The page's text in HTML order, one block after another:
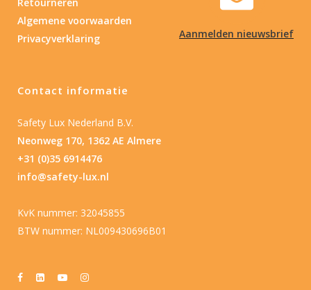
Aanmelden nieuwsbrief
Algemene voorwaarden
Privacyverklaring
Contact informatie
Safety Lux Nederland B.V.
Neonweg 170, 1362 AE Almere
+31 (0)35 6914476
info@safety-lux.nl
KvK nummer: 32045855
BTW nummer: NL009430696B01